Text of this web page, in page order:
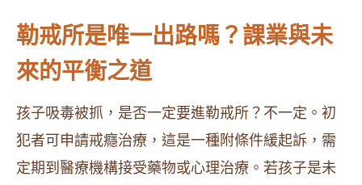
勒戒所是唯一出路嗎？課業與未
來的平衡之道
孩子吸毒被抓，是否一定要進勒戒所？不一定。初
犯者可申請戒癮治療，這是一種附條件緩起訴，需
定期到醫療機構接受藥物或心理治療。若孩子是未